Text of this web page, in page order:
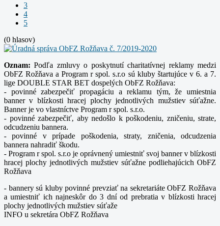
3
4
5
(0 hlasov)
Oznam:Podľa zmluvy o poskytnutí charitatívnej reklamy medzi
ObFZ Rožňava a Program r spol. s.r.o sú kluby štartujúce v 6. a 7.
lige DOUBLE STAR BET dospelých ObFZ Rožňava:
- povinné zabezpečiť propagáciu a reklamu tým, že umiestnia
banner v blízkosti hracej plochy jednotlivých mužstiev súťažne.
Banner je vo vlastníctve Program r spol. s.r.o.
- povinné zabezpečiť, aby nedošlo k poškodeniu, zničeniu, strate,
odcudzeniu bannera.
- povinné v prípade poškodenia, straty, zničenia, odcudzenia
bannera nahradiť škodu.
- Program r spol. s.r.o je oprávnený umiestniť svoj banner v blízkosti
hracej plochy jednotlivých mužstiev súťažne podliehajúcich ObFZ
Rožňava
- bannery sú kluby povinné prevziať na sekretariáte ObFZ Rožňava
a umiestniť ich najneskôr do 3 dní od prebratia v blízkosti hracej
plochy jednotlivých mužstiev súťaže
INFO u sekretára ObFZ Rožňava